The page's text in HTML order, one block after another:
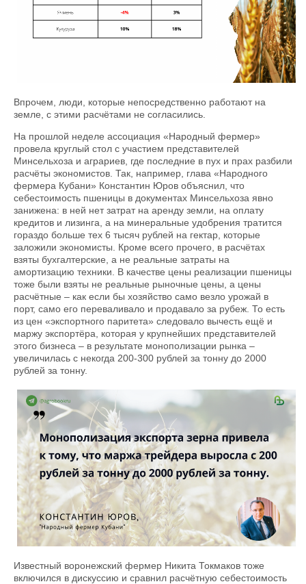
Впрочем, люди, которые непосредственно работают на
земле, с этими расчётами не согласились.
На прошлой неделе ассоциация «Народный фермер»
провела круглый стол с участием представителей
Минсельхоза и аграриев, где последние в пух и прах разбили
расчёты экономистов. Так, например, глава «Народного
фермера Кубани» Константин Юров объяснил, что
себестоимость пшеницы в документах Минсельхоза явно
занижена: в ней нет затрат на аренду земли, на оплату
кредитов и лизинга, а на минеральные удобрения тратится
гораздо больше тех 6 тысяч рублей на гектар, которые
заложили экономисты. Кроме всего прочего, в расчётах
взяты бухгалтерские, а не реальные затраты на
амортизацию техники. В качестве цены реализации пшеницы
тоже были взяты не реальные рыночные цены, а цены
расчётные – как если бы хозяйство само везло урожай в
порт, само его переваливало и продавало за рубеж. То есть
из цен «экспортного паритета» следовало вычесть ещё и
маржу экспортёра, которая у крупнейших представителей
этого бизнеса – в результате монополизации рынка –
увеличилась с некогда 200-300 рублей за тонну до 2000
рублей за тонну.
Известный воронежский фермер Никита Токмаков тоже
включился в дискуссию и сравнил расчётную себестоимость